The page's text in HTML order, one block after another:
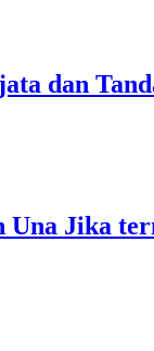
dan
Una Jika